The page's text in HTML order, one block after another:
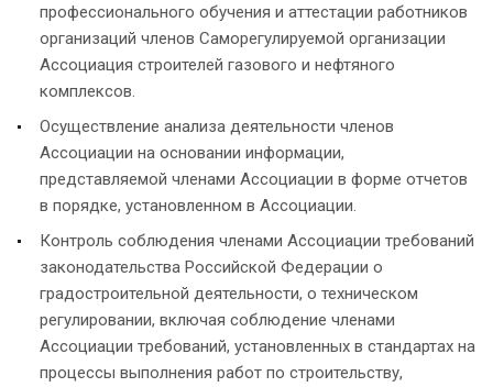
профессионального обучения и аттестации работников
организаций членов Саморегулируемой организации
Ассоциация строителей газового и нефтяного
комплексов.
Осуществление анализа деятельности членов
Ассоциации на основании информации,
представляемой членами Ассоциации в форме отчетов
в порядке, установленном в Ассоциации.
Контроль соблюдения членами Ассоциации требований
законодательства Российской Федерации о
градостроительной деятельности, о техническом
регулировании, включая соблюдение членами
Ассоциации требований, установленных в стандартах на
процессы выполнения работ по строительству,